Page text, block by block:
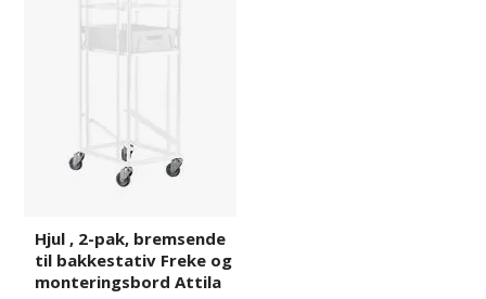
bakkestativ
Hjul , 2-pak, bremsende
til bakkestativ Freke og
monteringsbord Attila